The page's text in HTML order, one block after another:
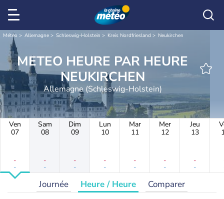
Météo Allemagne Schleswig-Holstein Kreis Nordfriesland Neukirchen
METEO HEURE PAR HEURE
NEUKIRCHEN
Allemagne (Schleswig-Holstein)
Ven
07
-
-
Sam
08
-
-
Dim
09
-
-
Lun
10
-
-
Mar
11
-
-
Mer
12
-
-
Jeu
13
-
-
Journée Heure / Heure Comparer